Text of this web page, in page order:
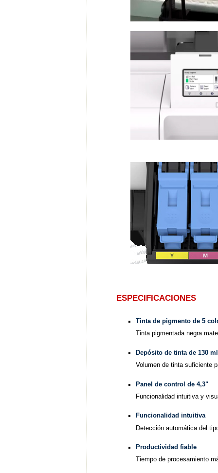
ESPECIFICACIONES
Tinta de pigmento de 5
Tinta pigmentada negra
Depósito de tinta de 130
Volumen de tinta suficiente
Panel de control de 4,3"
Funcionalidad intuitiva y
Funcionalidad intuitiva
Detección automática del
Productividad fiable
Tiempo de procesamiento